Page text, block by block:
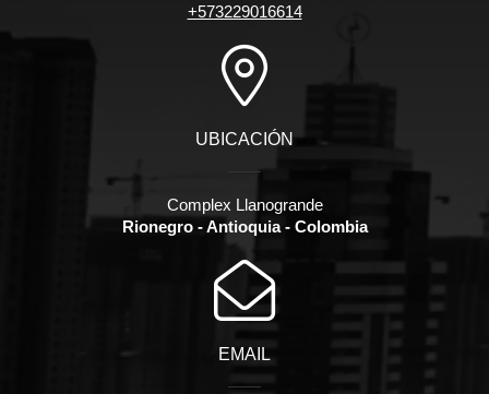
+573229016614
UBICACIÓN
Complex Llanogrande
Rionegro - Antioquia - Colombia
EMAIL